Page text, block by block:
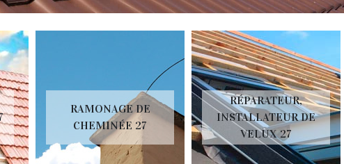
RAMONAGE DE
CHEMINÉE 27
RÉPARATEUR,
INSTALLATEUR DE
VELUX 27